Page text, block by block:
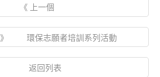
《 上一個
》 環保志願者培訓系列活動
返回列表